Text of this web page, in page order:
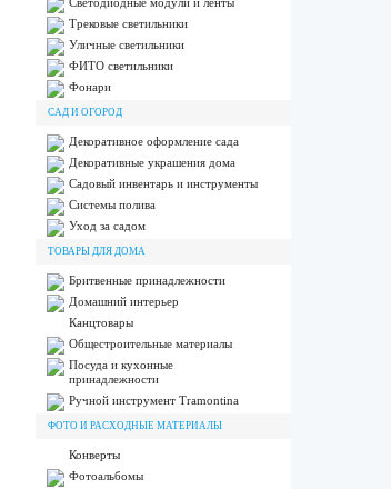
Трековые светильники
Уличные светильники
ФИТО светильники
Фонари
САД И ОГОРОД
Декоративное оформление сада
Декоративные украшения дома
Садовый инвентарь и инструменты
Системы полива
Уход за садом
ТОВАРЫ ДЛЯ ДОМА
Бритвенные принадлежности
Домашний интерьер
Канцтовары
Общестроительные материалы
Посуда и кухонные
принадлежности
Ручной инструмент Tramontina
ФОТО И РАСХОДНЫЕ МАТЕРИАЛЫ
Конверты
Фотоальбомы